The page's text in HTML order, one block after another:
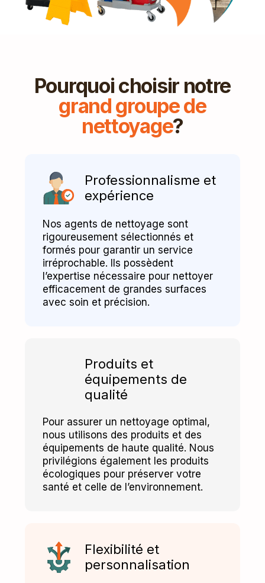
Pourquoi choisir notre
grand groupe de
nettoyage?
Professionnalisme et
expérience
Nos agents de nettoyage sont
rigoureusement sélectionnés et
formés pour garantir un service
irréprochable. Ils possèdent
l’expertise nécessaire pour nettoyer
efficacement de grandes surfaces
avec soin et précision.
Produits et
équipements de
qualité
Pour assurer un nettoyage optimal,
nous utilisons des produits et des
équipements de haute qualité. Nous
privilégions également les produits
écologiques pour préserver votre
santé et celle de l’environnement.
Flexibilité et
personnalisation